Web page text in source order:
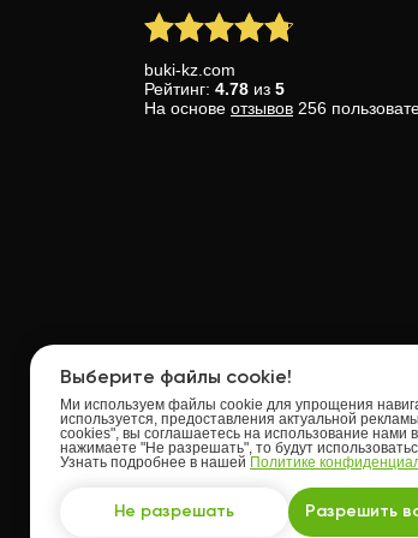
buki-kz.com
Рейтинг: 4.78 из 5
На основе отзывов 256
Разработано с ♥ командой BUKI
Все права защищены ©
2016 - 2026
Политика конфиденциальности
Выберите файлы cookie!
Ми используем файлы cookie для упрощения
используется, предоставления актуальной
cookies", вы соглашаетесь на использование нами
нажимаете "Не разрешать", то будут
Узнать подробнее в нашей Политике
Разрешить
Не разрешать